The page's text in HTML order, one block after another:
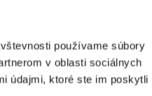
používame súbory
v oblasti sociálnych
údajmi, ktoré ste im poskytli